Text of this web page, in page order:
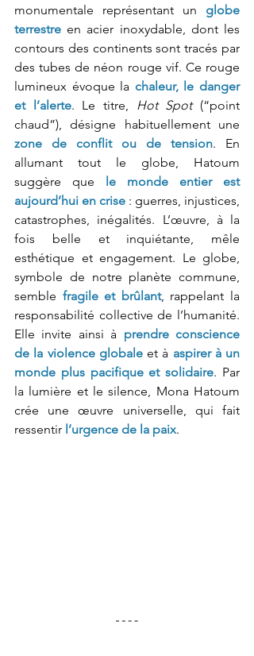
monumentale représentant un globe
terrestre en acier inoxydable, dont les
contours des continents sont tracés par
des tubes de néon rouge vif. Ce rouge
lumineux évoque la chaleur, le danger
et l’alerte. Le titre, Hot Spot (“point
zone de conflit ou de tension. En
allumant tout le globe, Hatoum
suggère que
le monde entier est
aujourd’hui en crise : guerres, injustices,
catastrophes, inégalités. L’œuvre, à la
fois belle et inquiétante, mêle
esthétique et engagement. Le globe,
symbole de notre planète commune,
semble fragile et brûlant, rappelant la
responsabilité collective de l’humanité.
Elle invite ainsi à prendre conscience
de la violence globale et à aspirer à un
monde plus pacifique et solidaire. Par
la lumière et le silence, Mona Hatoum
crée une œuvre universelle, qui fait
ressentir l’urgence de la paix.